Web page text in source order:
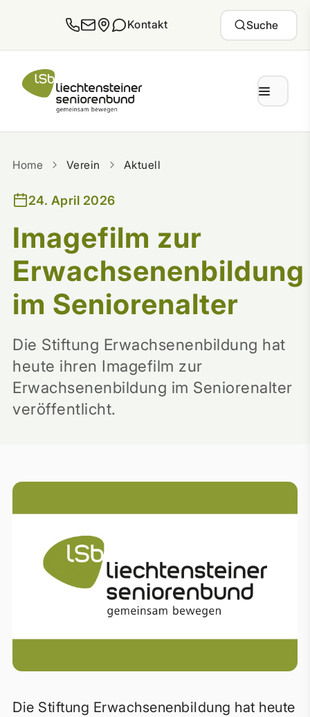
Kontakt Suche
Home Verein Aktuell
24. April 2026
Imagefilm zur
Erwachsenenbildung
im Seniorenalter
Die Stiftung Erwachsenenbildung hat
heute ihren Imagefilm zur
Erwachsenenbildung im Seniorenalter
veröffentlicht.
Die Stiftung Erwachsenenbildung hat heute